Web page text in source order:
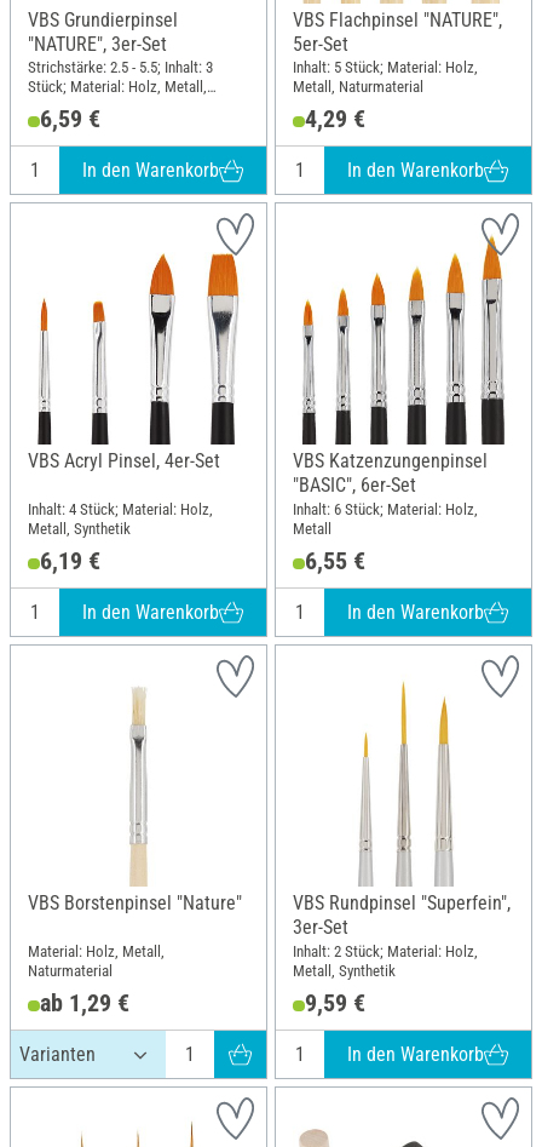
VBS Grundierpinsel
"NATURE", 3er-Set
Strichstärke: 2.5 - 5.5; Inhalt: 3
Stück; Material: Holz, Metall,
Naturmaterial
6,59 €
In den Warenkorb
VBS Flachpinsel "NATURE",
5er-Set
Inhalt: 5 Stück; Material: Holz,
Metall, Naturmaterial
4,29 €
In den Warenkorb
VBS Acryl Pinsel, 4er-Set
Inhalt: 4 Stück; Material: Holz,
Metall, Synthetik
6,19 €
In den Warenkorb
VBS Katzenzungenpinsel
"BASIC", 6er-Set
Inhalt: 6 Stück; Material: Holz,
Metall
6,55 €
In den Warenkorb
VBS Borstenpinsel "Nature"
Material: Holz, Metall,
Naturmaterial
ab 1,29 €
VBS Rundpinsel "Superfein",
3er-Set
Inhalt: 2 Stück; Material: Holz,
Metall, Synthetik
9,59 €
In den Warenkorb